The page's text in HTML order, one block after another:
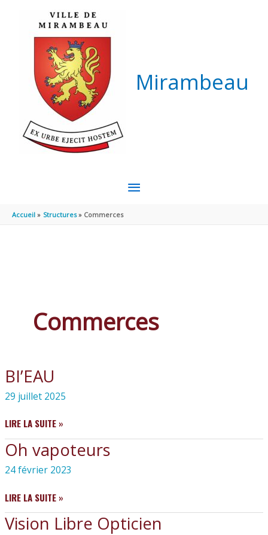
Mirambeau
MENU
Accueil Structures Commerces
Commerces
BI’EAU
29 juillet 2025
BI’EAU
LIRE LA SUITE »
Oh vapoteurs
24 février 2023
OH
VAPOTEURS
LIRE LA SUITE »
Vision Libre Opticien